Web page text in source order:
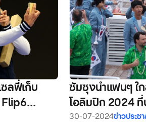
ลฟี่เก็บ
ซัมซุงนำแฟนๆ ใ
โอลิมปิก 2024 ที่
30-07-2024ข่าวประ